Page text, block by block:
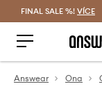
FINAL SALE %! VÍCE
Answear Ona